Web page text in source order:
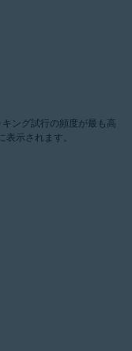
キング試行の頻度が最も高
示されます。